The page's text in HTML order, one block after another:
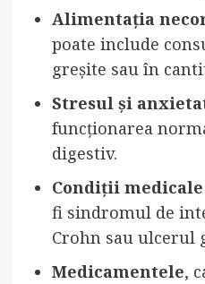
Alimentația
poate include
greșite sau în
Stresul și
funcționarea
digestiv.
Condiții
fi sindromul de
Crohn sau ulcerul
Medicamentele,